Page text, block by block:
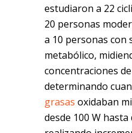
estudiaron a 22
20 personas
a 10 personas con
metabólico,
concentraciones
determinando
grasas oxidaban
desde 100 W